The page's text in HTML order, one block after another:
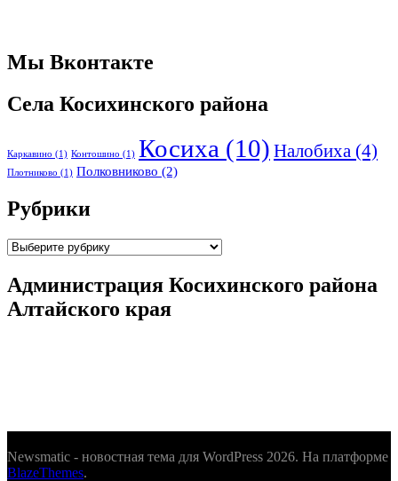
Мы Вконтакте
Села Косихинского района
Каркавино (1) Контошино (1) Косиха (10) Налобиха (4)
Плотниково (1) Полковниково (2)
Рубрики
Рубрики
Администрация Косихинского района
Алтайского края
Newsmatic - новостная тема для WordPress 2026. На платформе
BlazeThemes.